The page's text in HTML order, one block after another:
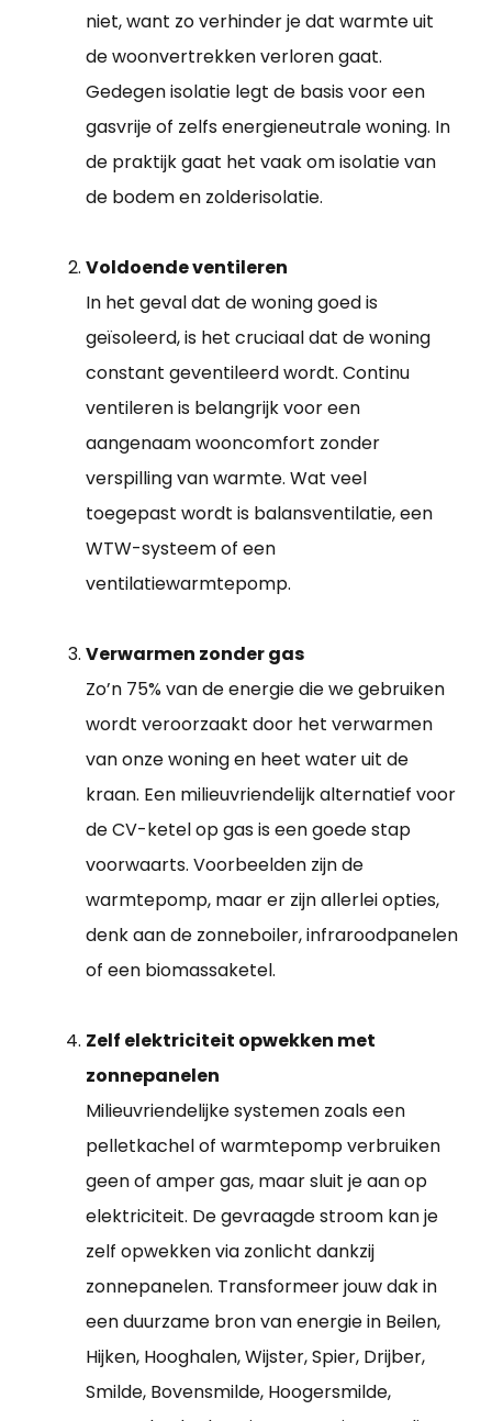
niet, want zo verhinder je dat warmte uit
de woonvertrekken verloren gaat.
Gedegen isolatie legt de basis voor een
gasvrije of zelfs energieneutrale woning. In
de praktijk gaat het vaak om isolatie van
de bodem en zolderisolatie.
Voldoende ventileren
In het geval dat de woning goed is
geïsoleerd, is het cruciaal dat de woning
constant geventileerd wordt. Continu
ventileren is belangrijk voor een
aangenaam wooncomfort zonder
verspilling van warmte. Wat veel
toegepast wordt is balansventilatie, een
WTW-systeem of een
ventilatiewarmtepomp.
Verwarmen zonder gas
Zo’n 75% van de energie die we gebruiken
wordt veroorzaakt door het verwarmen
van onze woning en heet water uit de
kraan. Een milieuvriendelijk alternatief voor
de CV-ketel op gas is een goede stap
voorwaarts. Voorbeelden zijn de
warmtepomp, maar er zijn allerlei opties,
denk aan de zonneboiler, infraroodpanelen
of een biomassaketel.
Zelf elektriciteit opwekken met
zonnepanelen
Milieuvriendelijke systemen zoals een
pelletkachel of warmtepomp verbruiken
geen of amper gas, maar sluit je aan op
elektriciteit. De gevraagde stroom kan je
zelf opwekken via zonlicht dankzij
zonnepanelen. Transformeer jouw dak in
een duurzame bron van energie in Beilen,
Hijken, Hooghalen, Wijster, Spier, Drijber,
Smilde, Bovensmilde, Hoogersmilde,